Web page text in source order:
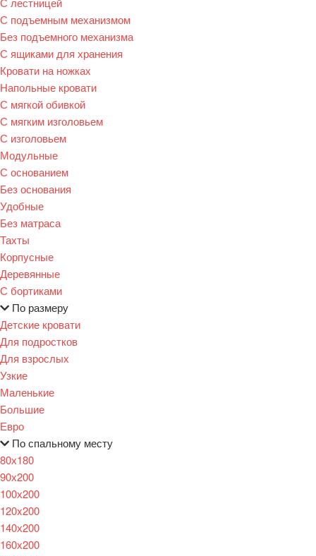
С подъемным механизмом
Без подъемного механизма
С ящиками для хранения
Кровати на ножках
Напольные кровати
С мягкой обивкой
С мягким изголовьем
С изголовьем
Модульные
С основанием
Без основания
Удобные
Без матраса
Тахты
Корпусные
Деревянные
С бортиками
По размеру
Детские кровати
Для подростков
Для взрослых
Узкие
Маленькие
Большие
Евро
По спальному месту
80х180
90х200
100х200
120x200
140х200
160х200